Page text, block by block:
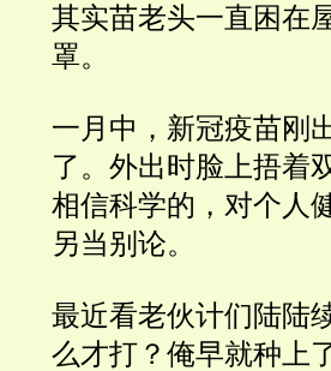
其实苗老头一直困在
罩。
一月中，新冠疫苗刚
了。外出时脸上捂着
相信科学的，对个人
另当别论。
最近看老伙计们陆陆
么才打？俺早就种上